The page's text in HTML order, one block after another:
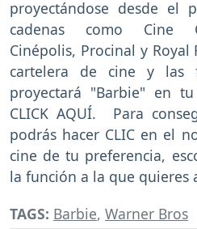
proyectándose desde el
cadenas como Cine
Cinépolis, Procinal y Royal
cartelera de cine y las
proyectará "Barbie" en
CLICK AQUÍ. Para
podrás hacer CLIC en el
cine de tu preferencia,
la función a la que quieres
TAGS: Barbie, Warner Bros